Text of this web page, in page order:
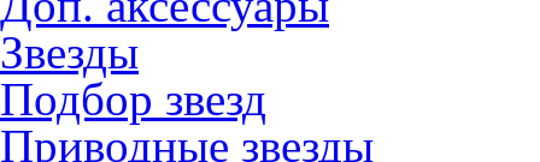
Звезды
Подбор звезд
Приводные звезды